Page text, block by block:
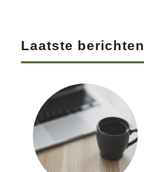
Laatste berichten